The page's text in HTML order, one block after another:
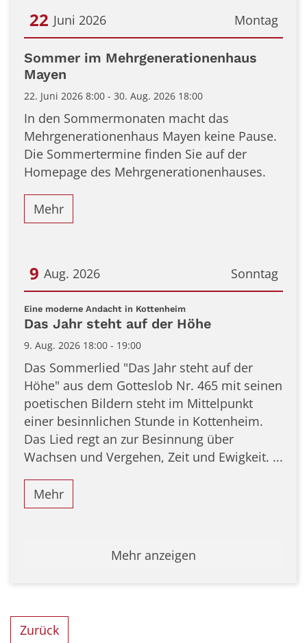
Montag
22 Juni 2026
Datum: 22. Juni 2026
Sommer im Mehrgenerationenhaus
Mayen
22. Juni 2026 8:00 - 30. Aug. 2026 18:00
In den Sommermonaten macht das
Mehrgenerationenhaus Mayen keine Pause.
Die Sommertermine finden Sie auf der
Homepage des Mehrgenerationenhauses.
Mehr
Sonntag
9 Aug. 2026
Datum: 9. August 2026
Eine moderne Andacht in Kottenheim:
Das Jahr steht auf der Höhe
9. Aug. 2026 18:00 - 19:00
Das Sommerlied "Das Jahr steht auf der
Höhe" aus dem Gotteslob Nr. 465 mit seinen
poetischen Bildern steht im Mittelpunkt
einer besinnlichen Stunde in Kottenheim.
Das Lied regt an zur Besinnung über
Wachsen und Vergehen, Zeit und Ewigkeit. ...
Mehr
Mehr anzeigen
Zurück